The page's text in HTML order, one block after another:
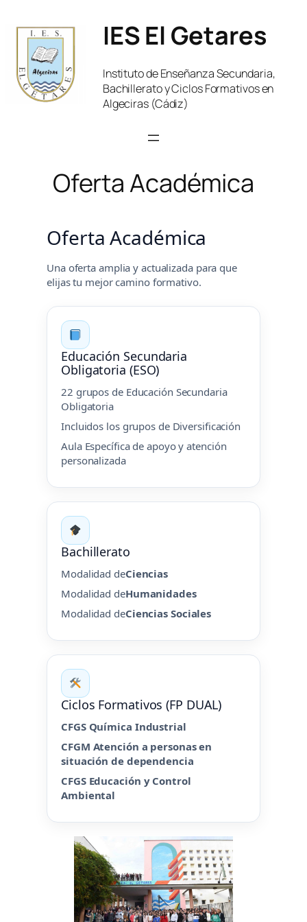
contenido
IES El Getares
Instituto de Enseñanza Secundaria,
Bachillerato y Ciclos Formativos en
Algeciras (Cádiz)
Oferta Académica
Oferta Académica
Una oferta amplia y actualizada para que
elijas tu mejor camino formativo.
Educación Secundaria
Obligatoria (ESO)
22 grupos de Educación Secundaria
Obligatoria
Incluidos los grupos de Diversificación
Aula Específica de apoyo y atención
personalizada
Bachillerato
Modalidad deCiencias
Modalidad deHumanidades
Modalidad deCiencias Sociales
Ciclos Formativos (FP DUAL)
CFGS Química Industrial
CFGM Atención a personas en
situación de dependencia
CFGS Educación y Control
Ambiental